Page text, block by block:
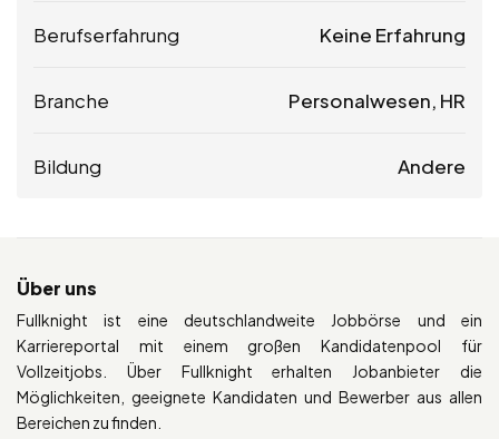
Berufserfahrung Keine Erfahrung
Branche Personalwesen, HR
Bildung Andere
Über uns
Fullknight ist eine deutschlandweite Jobbörse und ein
Karriereportal mit einem großen Kandidatenpool für
Vollzeitjobs. Über Fullknight erhalten Jobanbieter die
Möglichkeiten, geeignete Kandidaten und Bewerber aus allen
Bereichen zu finden.